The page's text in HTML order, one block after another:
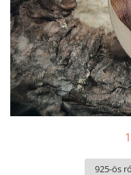
Nyaklánc / Medál
Karperec
Gyerek ékszerek
Nyaklánc / Medál
Barátság nyaklánc
Karperec